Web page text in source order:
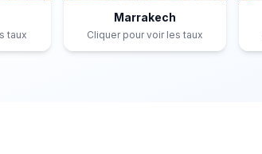
taux
Marrakech
Cliquer pour voir les taux